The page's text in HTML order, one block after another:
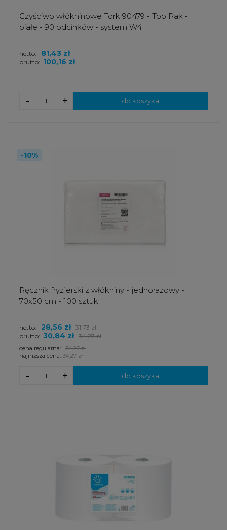
Czyściwo włókninowe Tork 90479 - Top Pak -
białe - 90 odcinków - system W4
brutto: 100,16 zł
netto: 81,43 zł
+
- do koszyka
Ręcznik fryzjerski z włókniny - jednorazowy -
70x50 cm - 100 sztuk
brutto: 30,84 zł 34,27 zł
cena regularna:
34,27 zł
najniższa cena: 34,27 zł
netto: 28,56 zł 31,73 zł
+
- do koszyka
-10%